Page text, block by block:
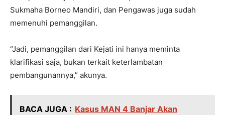
Sukmaha Borneo Mandiri, dan Pengawas juga sudah
memenuhi pemanggilan.
“Jadi, pemanggilan dari Kejati ini hanya meminta
klarifikasi saja, bukan terkait keterlambatan
pembangunannya,” akunya.
BACA JUGA : Kasus MAN 4 Banjar Akan